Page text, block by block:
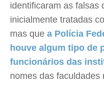
identificaram as falsas
inicialmente tratadas
mas que a Polícia
houve algum tipo de
funcionários das
nomes das faculdades